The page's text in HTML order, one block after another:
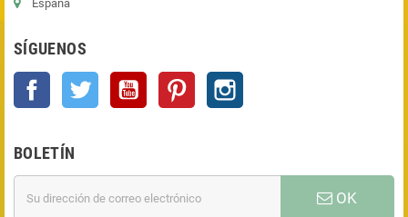
España
SÍGUENOS
Facebook Twitter YouTube Pinterest
BOLETÍN
OK